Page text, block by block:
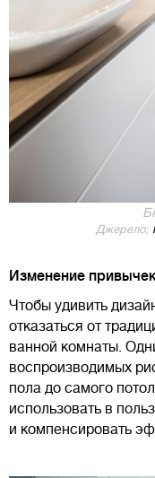
Джерело:
Изменение
Чтобы удивить
отказаться от
ванной комнаты.
воспроизводимых
пола до самого
использовать в
и компенсировать